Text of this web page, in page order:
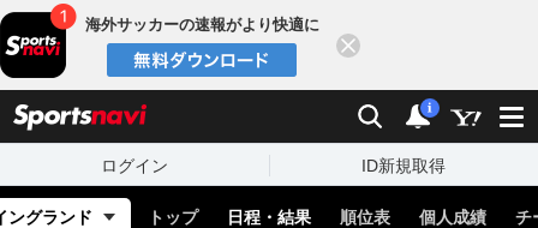
海外サッカーの速報がより快適に
検索 通知
i
ログイン ID新規取得
ングランド トップ 日程・結果 順位表 個人成績 チ